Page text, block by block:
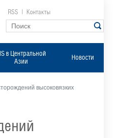
RSS Контакты
в Центральной
Азии
Новости
высоковязких